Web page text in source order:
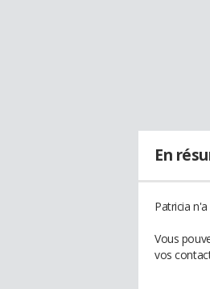
En
Patricia
Vous
vos